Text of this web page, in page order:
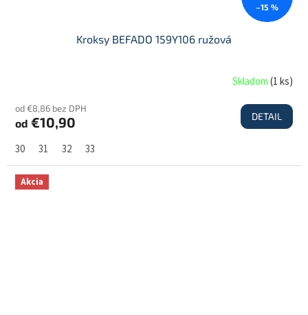
–15 %
Kroksy BEFADO 159Y106 ružová
Skladom(1 ks)
od €8,86 bez DPH
od €10,90 DETAIL
30 31 32 33
Akcia